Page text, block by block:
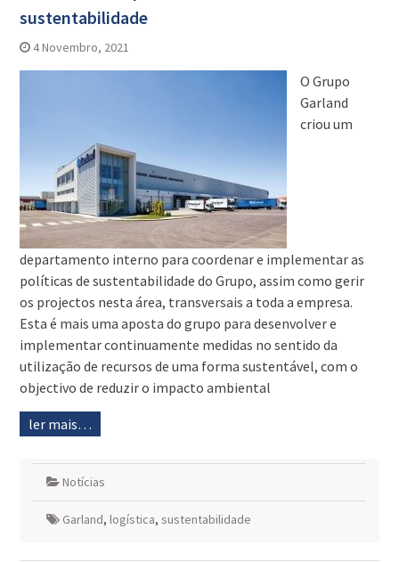
sustentabilidade
4 Novembro, 2021
O Grupo
Garland
criou um
departamento interno para coordenar e implementar as
políticas de sustentabilidade do Grupo, assim como gerir
os projectos nesta área, transversais a toda a empresa.
Esta é mais uma aposta do grupo para desenvolver e
implementar continuamente medidas no sentido da
utilização de recursos de uma forma sustentável, com o
objectivo de reduzir o impacto ambiental
ler mais…
Notícias
Garland, logística, sustentabilidade